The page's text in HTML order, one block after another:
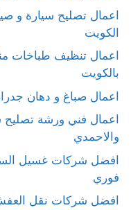
اعمال تصليح سيارة و
الكويت
اعمال تنظيف طباخات
بالكويت
اعمال صباغ و دهان
اعمال فني ورشة تصليح
والاحمدي
افضل شركات غسيل
فوري
افضل شركات نقل